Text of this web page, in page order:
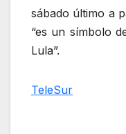
sábado último a
“es un símbolo
Lula”.
TeleSur